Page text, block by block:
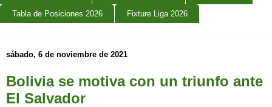
Tabla de Posiciones 2026 Fixture Liga 2026
sábado, 6 de noviembre de 2021
Bolivia se motiva con un triunfo ante
El Salvador